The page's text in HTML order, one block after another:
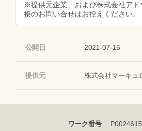
※提供元企業、および株式会社アド
接のお問い合せはお控えください。
公開日 2021-07-16
提供元 株式会社マーキュ
ワーク番号